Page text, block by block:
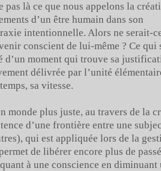
là ce que nous appelons la
d’un être humain dans son
intentionnelle. Alors ne serait-
conscient de lui-même ? Ce qui
moment qui trouve sa
délivrée par l’unité
sa vitesse.
monde plus juste, au travers de la
d’une frontière entre une
qui est appliquée lors de la
de libérer encore plus de passé
à une conscience en